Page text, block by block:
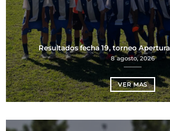
Resultados fecha 19, torneo
8 agosto, 2026
VER MAS